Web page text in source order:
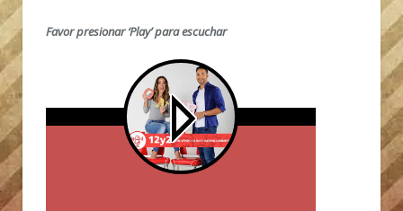
Favor presionar ‘Play’ para escuchar